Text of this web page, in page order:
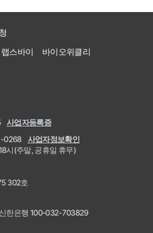
랩스바이 바이오위클리
사업자등록증
-0268
사업자정보확인
시(주말, 공휴일 휴무)
302호
한은행 100-032-703829